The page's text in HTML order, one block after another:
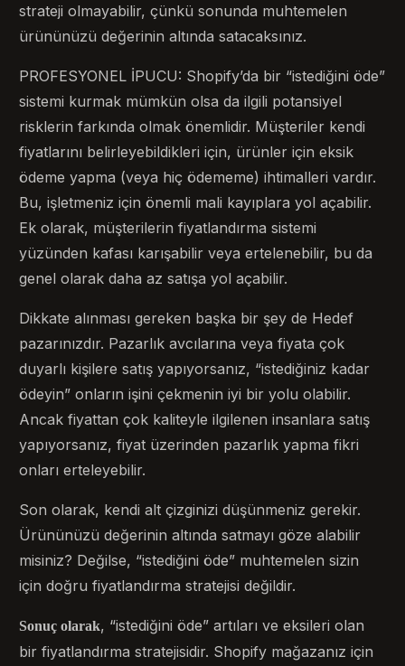
strateji olmayabilir, çünkü sonunda muhtemelen
ürününüzü değerinin altında satacaksınız.
PROFESYONEL İPUCU: Shopify’da bir “istediğini öde”
sistemi kurmak mümkün olsa da ilgili potansiyel
risklerin farkında olmak önemlidir. Müşteriler kendi
fiyatlarını belirleyebildikleri için, ürünler için eksik
ödeme yapma (veya hiç ödememe) ihtimalleri vardır.
Bu, işletmeniz için önemli mali kayıplara yol açabilir.
Ek olarak, müşterilerin fiyatlandırma sistemi
yüzünden kafası karışabilir veya ertelenebilir, bu da
genel olarak daha az satışa yol açabilir.
Dikkate alınması gereken başka bir şey de Hedef
pazarınızdır. Pazarlık avcılarına veya fiyata çok
duyarlı kişilere satış yapıyorsanız, “istediğiniz kadar
ödeyin” onların işini çekmenin iyi bir yolu olabilir.
Ancak fiyattan çok kaliteyle ilgilenen insanlara satış
yapıyorsanız, fiyat üzerinden pazarlık yapma fikri
onları erteleyebilir.
Son olarak, kendi alt çizginizi düşünmeniz gerekir.
Ürününüzü değerinin altında satmayı göze alabilir
misiniz? Değilse, “istediğini öde” muhtemelen sizin
için doğru fiyatlandırma stratejisi değildir.
Sonuç olarak, “istediğini öde” artıları ve eksileri olan
bir fiyatlandırma stratejisidir. Shopify mağazanız için